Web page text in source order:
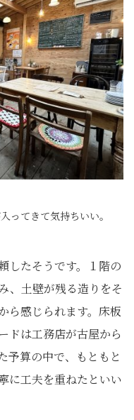
ってきて気持ちいい。
したそうです。１階の
、土壁が残る造りをそ
ら感じられます。床板
ドは工務店が古屋から
予算の中で、もともと
に工夫を重ねたといい